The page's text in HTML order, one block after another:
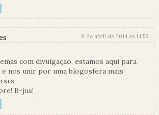
8 de abril de 2014 às 14:59
com divulgação, estamos aqui para
e nos unir por uma blogosfera mais
B-jus!